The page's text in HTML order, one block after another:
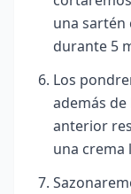
una sartén
durante 5
Los
además de
anterior
una crema